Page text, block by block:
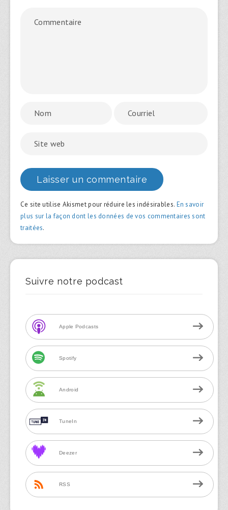
Ce site utilise Akismet pour réduire les indésirables. En savoir
plus sur la façon dont les données de vos commentaires sont
traitées.
Suivre notre podcast
Apple Podcasts
Spotify
Android
TuneIn
Deezer
RSS